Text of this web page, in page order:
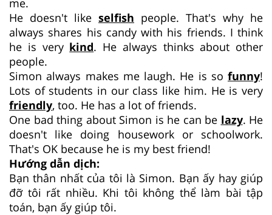
He doesn't like selfish people. That's why he
always shares his candy with his friends. I think
he is very kind. He always thinks about other
people.
Simon always makes me laugh. He is so funny!
Lots of students in our class like him. He is very
friendly, too. He has a lot of friends.
One bad thing about Simon is he can be lazy. He
doesn't like doing housework or schoolwork.
That's OK because he is my best friend!
Hướng dẫn dịch:
Bạn thân nhất của tôi là Simon. Bạn ấy hay giúp
đỡ tôi rất nhiều. Khi tôi không thể làm bài tập
toán, bạn ấy giúp tôi.